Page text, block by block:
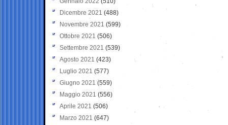
Dicembre 2021 (488)
Novembre 2021 (599)
Ottobre 2021 (506)
Settembre 2021 (539)
Agosto 2021 (423)
Luglio 2021 (577)
Giugno 2021(559)
Maggio 2021 (556)
Aprile 2021 (506)
Marzo 2021 (647)